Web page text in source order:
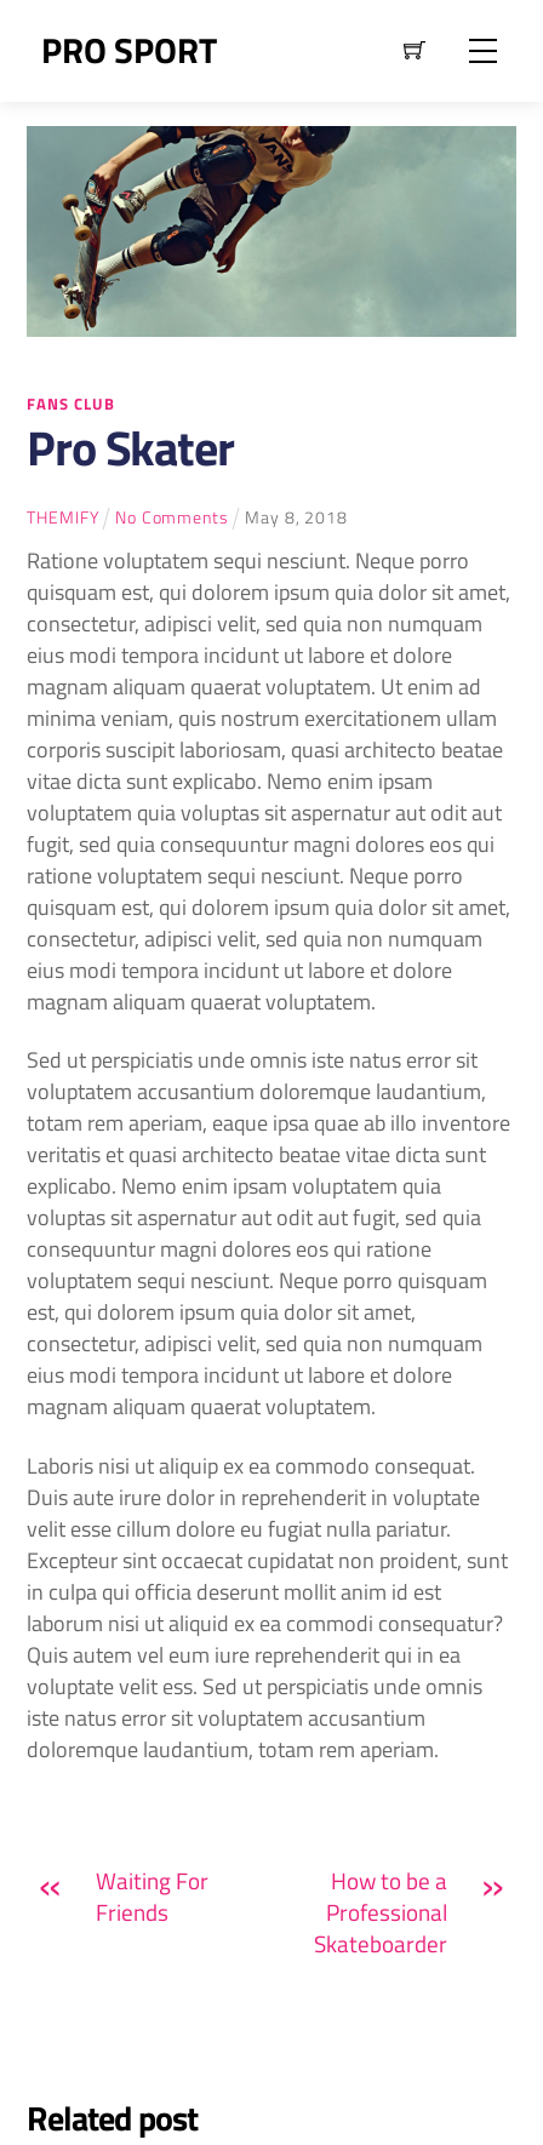
PRO SPORT
FANS CLUB
Pro Skater
THEMIFY No Comments May 8, 2018
Ratione voluptatem sequi nesciunt. Neque porro
quisquam est, qui dolorem ipsum quia dolor sit amet,
consectetur, adipisci velit, sed quia non numquam
eius modi tempora incidunt ut labore et dolore
magnam aliquam quaerat voluptatem. Ut enim ad
minima veniam, quis nostrum exercitationem ullam
corporis suscipit laboriosam, quasi architecto beatae
vitae dicta sunt explicabo. Nemo enim ipsam
voluptatem quia voluptas sit aspernatur aut odit aut
fugit, sed quia consequuntur magni dolores eos qui
ratione voluptatem sequi nesciunt. Neque porro
quisquam est, qui dolorem ipsum quia dolor sit amet,
consectetur, adipisci velit, sed quia non numquam
eius modi tempora incidunt ut labore et dolore
magnam aliquam quaerat voluptatem.
Sed ut perspiciatis unde omnis iste natus error sit
voluptatem accusantium doloremque laudantium,
totam rem aperiam, eaque ipsa quae ab illo inventore
veritatis et quasi architecto beatae vitae dicta sunt
explicabo. Nemo enim ipsam voluptatem quia
voluptas sit aspernatur aut odit aut fugit, sed quia
consequuntur magni dolores eos qui ratione
voluptatem sequi nesciunt. Neque porro quisquam
est, qui dolorem ipsum quia dolor sit amet,
consectetur, adipisci velit, sed quia non numquam
eius modi tempora incidunt ut labore et dolore
magnam aliquam quaerat voluptatem.
Laboris nisi ut aliquip ex ea commodo consequat.
Duis aute irure dolor in reprehenderit in voluptate
velit esse cillum dolore eu fugiat nulla pariatur.
Excepteur sint occaecat cupidatat non proident, sunt
in culpa qui officia deserunt mollit anim id est
laborum nisi ut aliquid ex ea commodi consequatur?
Quis autem vel eum iure reprehenderit qui in ea
voluptate velit ess. Sed ut perspiciatis unde omnis
iste natus error sit voluptatem accusantium
doloremque laudantium, totam rem aperiam.
«
Waiting For
Friends
»
How to be a
Professional
Skateboarder
Related post